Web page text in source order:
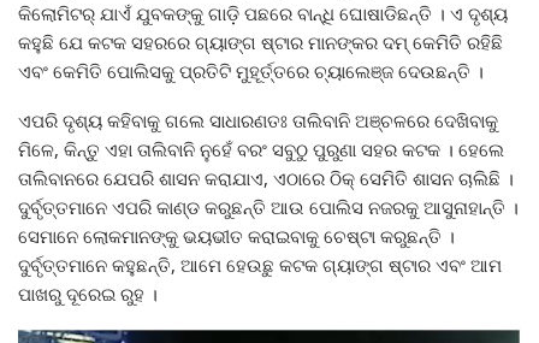
କିଲୋମିଟର୍ ଯାଏଁ ଯୁବକଙ୍କୁ ଗାଡ଼ି ପଛରେ ବାନ୍ଧି ଘୋଷାଡିଛନ୍ତି । ଏ ଦୃଶ୍ୟ
କହୁଛି ଯେ କଟକ ସହରରେ ଗ୍ୟାଙ୍ଗ ଷ୍ଟାର ମାନଙ୍କର ଦମ୍ କେମିତି ରହିଛି
ଏବଂ କେମିତି ପୋଲିସକୁ ପ୍ରତିଟି ମୁହୂର୍ତ୍ତରେ ଚ୍ୟାଲେଞ୍ଜ ଦେଉଛନ୍ତି ।
ଏପରି ଦୃଶ୍ୟ କହିବାକୁ ଗଲେ ସାଧାରଣତଃ ତାଲିବାନି ଅଞ୍ଚଳରେ ଦେଖିବାକୁ
ମିଳେ, କିନ୍ତୁ ଏହା ତାଲିବାନି ନୁହେଁ ବରଂ ସବୁଠୁ ପୁରୁଣା ସହର କଟକ । ହେଲେ
ତାଲିବାନରେ ଯେପରି ଶାସନ କରାଯାଏ, ଏଠାରେ ଠିକ୍ ସେମିତି ଶାସନ ଚାଲିଛି ।
ଦୁର୍ବୃତ୍ତମାନେ ଏପରି କାଣ୍ଡ କରୁଛନ୍ତି ଆଉ ପୋଲିସ ନଜରକୁ ଆସୁନାହାନ୍ତି ।
ସେମାନେ ଲୋକମାନଙ୍କୁ ଭୟଭୀତ କରାଇବାକୁ ଚେଷ୍ଟା କରୁଛନ୍ତି ।
ଦୁର୍ବୃତ୍ତମାନେ କହୁଛନ୍ତି, ଆମେ ହେଉଛୁ କଟକ ଗ୍ୟାଙ୍ଗ ଷ୍ଟାର ଏବଂ ଆମ
ପାଖରୁ ଦୂରେଇ ରୁହ ।